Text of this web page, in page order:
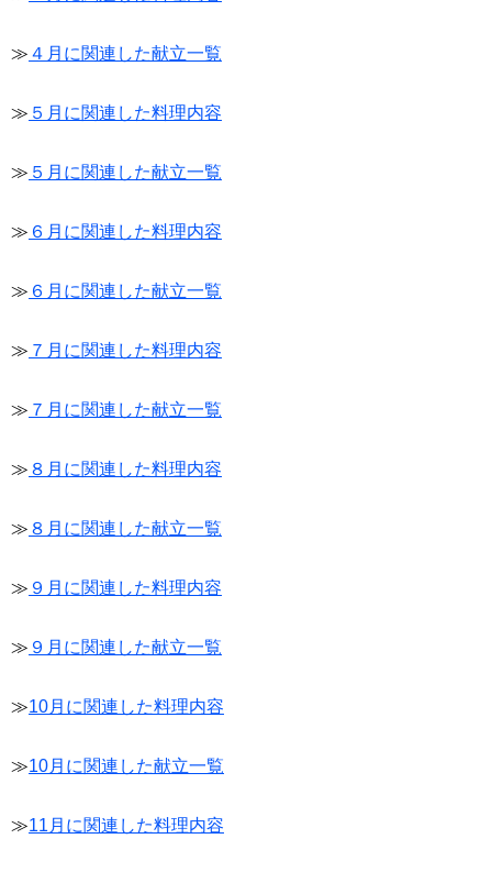
≫ ４月に関連した献立一覧
≫ ５月に関連した料理内容
≫ ５月に関連した献立一覧
≫ ６月に関連した料理内容
≫ ６月に関連した献立一覧
≫ ７月に関連した料理内容
≫ ７月に関連した献立一覧
≫ ８月に関連した料理内容
≫ ８月に関連した献立一覧
≫ ９月に関連した料理内容
≫ ９月に関連した献立一覧
≫10月に関連した料理内容
≫10月に関連した献立一覧
≫11月に関連した料理内容